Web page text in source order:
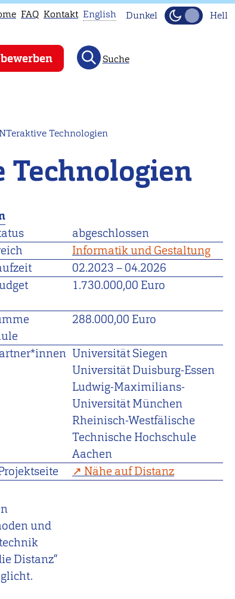
FAQ Kontakt
This
page
in
Head
to
main
page
instead.
English Dunkel Hell
Suche
Technologien
Technologien
abgeschlossen
Informatik und Gestaltung
02.2023 –04.2026
1.730.000,00 Euro
288.000,00 Euro
Universität Siegen
Universität Duisburg-Essen
Ludwig-Maximilians-
Universität München
Rheinisch-Westfälische
Technische Hochschule
Aachen
Nähe auf Distanz
und
Distanz“